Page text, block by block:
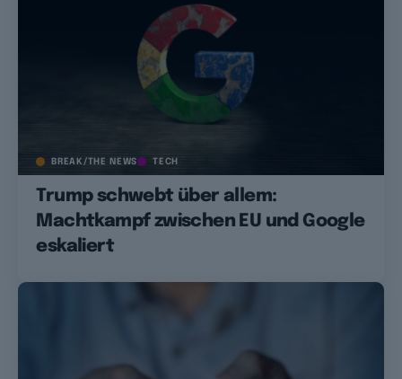
BREAK/THE NEWS TECH
Trump schwebt über allem:
Machtkampf zwischen EU und Google
eskaliert